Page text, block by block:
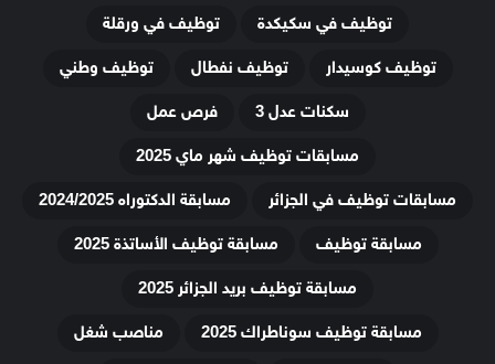
توظيف في سكيكدة
توظيف في ورقلة
توظيف كوسيدار
توظيف نفطال
توظيف وطني
سكنات عدل 3
فرص عمل
مسابقات توظيف شهر ماي 2025
مسابقات توظيف في الجزائر
مسابقة الدكتوراه 2024/2025
مسابقة توظيف
مسابقة توظيف الأساتذة 2025
مسابقة توظيف بريد الجزائر 2025
مسابقة توظيف سوناطراك 2025
مناصب شغل